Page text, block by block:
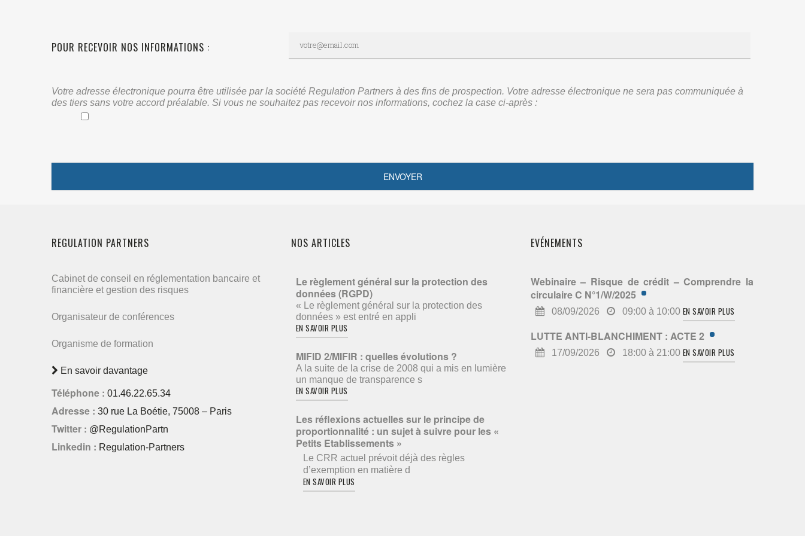
POUR RECEVOIR NOS INFORMATIONS :
Votre adresse électronique pourra être utilisée par la société Regulation Partners à des fins de prospection. Votre adresse électronique ne sera pas communiquée à
des tiers sans votre accord préalable. Si vous ne souhaitez pas recevoir nos informations, cochez la case ci-après :
REGULATION PARTNERS
Cabinet de conseil en réglementation bancaire et
financière et gestion des risques
Organisateur de conférences
Organisme de formation
En savoir davantage
Téléphone : 01.46.22.65.34
Adresse : 30 rue La Boétie, 75008 – Paris
Twitter : @RegulationPartn
Linkedin : Regulation-Partners
NOS ARTICLES
Le règlement général sur la protection des
données (RGPD)
« Le règlement général sur la protection des
données » est entré en appli
EN SAVOIR PLUS
MIFID 2/MIFIR : quelles évolutions ?
A la suite de la crise de 2008 qui a mis en lumière
un manque de transparence s
EN SAVOIR PLUS
Les réflexions actuelles sur le principe de
proportionnalité : un sujet à suivre pour les «
Petits Etablissements »
Le CRR actuel prévoit déjà des règles
d’exemption en matière d
EN SAVOIR PLUS
EVÉNEMENTS
Webinaire – Risque de crédit – Comprendre la
circulaire C N°1/W/2025
08/09/2026 09:00 à 10:00 EN SAVOIR PLUS
LUTTE ANTI-BLANCHIMENT : ACTE 2
17/09/2026 18:00 à 21:00 EN SAVOIR PLUS